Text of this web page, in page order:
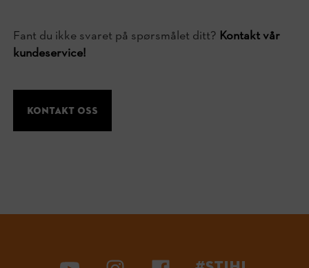
Fant du ikke svaret på spørsmålet ditt? Kontakt vår
kundeservice!
Kontakt oss